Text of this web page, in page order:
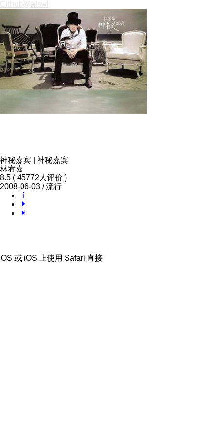
Github@alswl
神秘嘉宾 | 神秘嘉宾
林宥嘉
8.5 ( 45772人评价 )
2008-06-03 / 流行
或 iOS 上使用 Safari 直接